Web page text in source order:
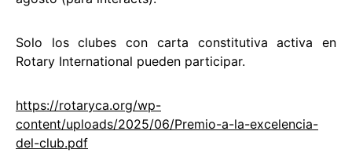
Solo los clubes con carta constitutiva activa en
Rotary International pueden participar.
https://rotaryca.org/wp-
content/uploads/2025/06/Premio-a-la-excelencia-
del-club.pdf